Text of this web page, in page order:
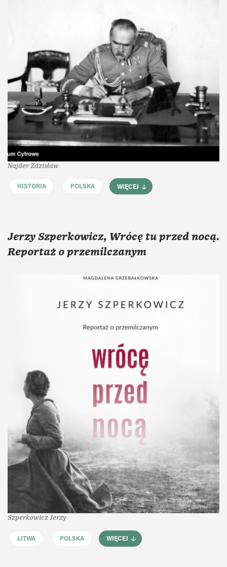
Najder Zdzisław
HISTORIA POLSKA WIĘCEJ
Jerzy Szperkowicz, Wrócę tu przed nocą.
Reportaż o przemilczanym
Szperkowicz Jerzy
LITWA POLSKA WIĘCEJ